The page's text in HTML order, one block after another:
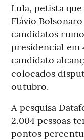
Lula, petista
Flávio
candidatos
presidencial em
candidato
colocados
outubro.
A pesquisa
2.004 pessoas
pontos